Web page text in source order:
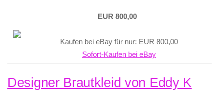
EUR 800,00
Kaufen bei eBay für nur: EUR 800,00
Sofort-Kaufen bei eBay
Designer Brautkleid von Eddy K